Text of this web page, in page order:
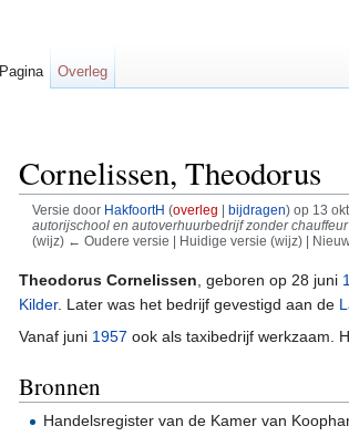
Cornelissen, Theodorus
Versie door HakfoortH (overleg bijdragen)op 13
autorijschool en autoverhuurbedrijf zonder
(wijz) ← Oudere versie | Huidige versie (wijz) |
Theodorus Cornelissen , geboren op 28 juni
Kilder. Later was het bedrijf gevestigd aan de
Vanaf juni 1957 ook als taxibedrijf werkzaam.
Bronnen
Handelsregister van de Kamer van
Pagina Overleg